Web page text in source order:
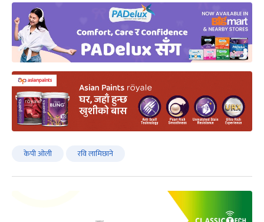
केपी ओली रवि लामिछाने